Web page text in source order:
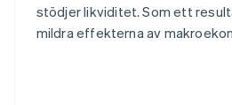
stödjer likviditet. Som ett
mildra effekterna av